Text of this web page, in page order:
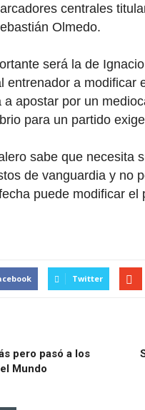
centrales
Olmedo.
será la de
entrenador a modificar
apostar por un
para un partido
sabe que necesita
de vanguardia y no
puede modificar el
Twitter
pero pasó a los
Mundo